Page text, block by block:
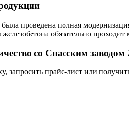
проведена полная
обязательно
со Cпасским
запросить прайс-лист или